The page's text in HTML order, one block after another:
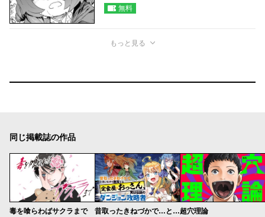
無料
もっと見る
同じ掲載誌の作品
毒を喰らわばサクラまで 昔取ったきねづかで…と言いながら無双する定食屋のおっさん、実は伝説のダンジョン攻略者超穴理論